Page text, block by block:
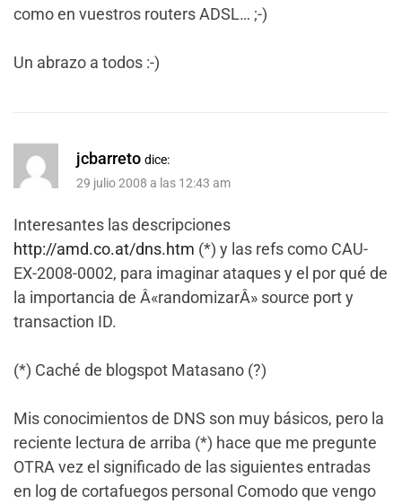
como en vuestros routers ADSL… ;-)
Un abrazo a todos :-)
jcbarreto dice:
29 julio 2008 a las 12:43 am
Interesantes las descripciones
http://amd.co.at/dns.htm (*) y las refs como CAU-
EX-2008-0002, para imaginar ataques y el por qué de
la importancia de Â«randomizarÂ» source port y
transaction ID.
(*) Caché de blogspot Matasano (?)
Mis conocimientos de DNS son muy básicos, pero la
reciente lectura de arriba (*) hace que me pregunte
OTRA vez el significado de las siguientes entradas
en log de cortafuegos personal Comodo que vengo